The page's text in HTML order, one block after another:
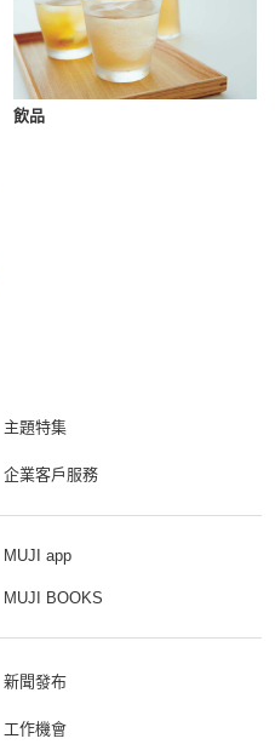
飲品
主題特集
企業客戶服務
MUJI app
MUJI BOOKS
新聞發布
工作機會